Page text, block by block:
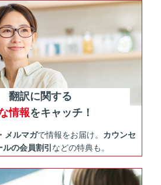
翻訳に関する
情報をキャッチ！
メルマガで情報をお届け。 カウンセ
ルの会員割引などの特典も。